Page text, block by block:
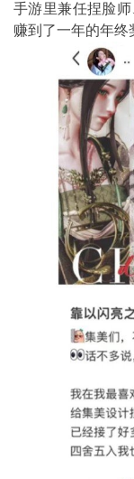
手游里兼任捏脸
赚到了一年的年终